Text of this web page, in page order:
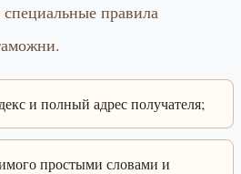
правила
и полный адрес получателя;
простыми словами и